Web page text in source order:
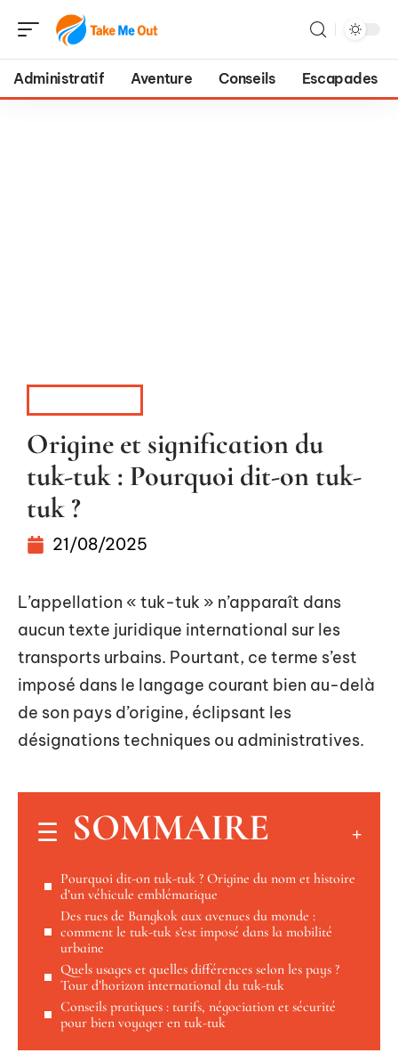
Administratif Aventure Conseils Escapades
Origine et signification du
tuk-tuk : Pourquoi dit-on tuk-
tuk ?
21/08/2025
L’appellation « tuk-tuk » n’apparaît dans
aucun texte juridique international sur les
transports urbains. Pourtant, ce terme s’est
imposé dans le langage courant bien au-delà
de son pays d’origine, éclipsant les
désignations techniques ou administratives.
SOMMAIRE
Pourquoi dit-on tuk-tuk ? Origine du nom et histoire
d’un véhicule emblématique
Des rues de Bangkok aux avenues du monde :
comment le tuk-tuk s’est imposé dans la mobilité
urbaine
Quels usages et quelles différences selon les pays ?
Tour d’horizon international du tuk-tuk
Conseils pratiques : tarifs, négociation et sécurité
pour bien voyager en tuk-tuk